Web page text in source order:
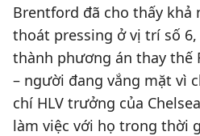
Brentford đã cho thấy khả
thoát pressing ở vị trí số
thành phương án thay thế
– người đang vắng mặt vì
chí HLV trưởng của
làm việc với họ trong thời